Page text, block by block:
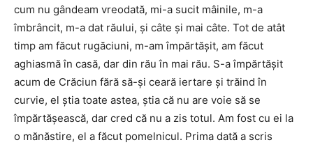
cum nu gândeam vreodată, mi-a sucit mâinile, m-a
îmbrâncit, m-a dat răului, şi câte şi mai câte. Tot de atât
timp am făcut rugăciuni, m-am împărtăşit, am făcut
aghiasmă în casă, dar din rău în mai rău. S-a împărtăşit
acum de Crăciun fără să-şi ceară iertare şi trăind în
curvie, el ştia toate astea, ştia că nu are voie să se
împărtăşească, dar cred că nu a zis totul. Am fost cu ei la
o mănăstire, el a făcut pomelnicul. Prima dată a scris